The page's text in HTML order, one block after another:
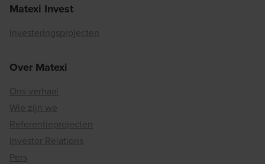
Matexi Invest
Investeringsprojecten
Over Matexi
Ons verhaal
Wie zijn we
Referentieprojecten
Investor Relations
Pers